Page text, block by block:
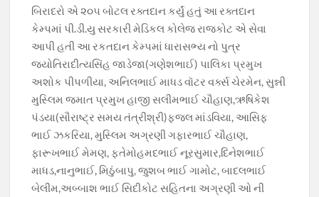
બિરાદરો એ ૨૦૫ બોટલ રક્તદાન કર્યું હતું આ રક્તદાન
કેમ્પમાં પી.ડી.યુ સરકારી મેડિકલ કોલેજ રાજકોટ એ સેવા
આપી હતી આ રકતદાન કેમ્પમાં ધારાસભ્ય નો પુત્ર
જ્યોતિરાદીત્યસિંહ જાડેજા(ગણેશભાઈ) પાલિકા પ્રમુખ
અશોક પીપળીયા, અનિલભાઈ માધડ વૉટર વર્ક્સ ચેરમેન, સુન્ની
મુસ્લિમ જમાત પ્રમુખ હાજી સલીમભાઈ ચૌહાણ,ઋષિકેશ
પંડયા(સૌરાષ્ટ્ર સમય તંત્રીશ્રી)ફજલ માંડવિયા, આસિફ
ભાઈ ઝકરિયા, મુસ્લિમ અગ્રણી ગફારભાઈ ચૌહાણ,
ફારૂખભાઈ મેમણ, ફતેમોહમદભાઈ નૂરસુમાર,દિનેશભાઈ
માધડ,નાનુભાઈ, મિઠુંબાપુ, જુશબ ભાઈ ગામોટ, બાદલભાઈ
બેલીમ,અબ્બાશ ભાઈ સિદીકોટ સહિતના અગ્રણી ઓ ની